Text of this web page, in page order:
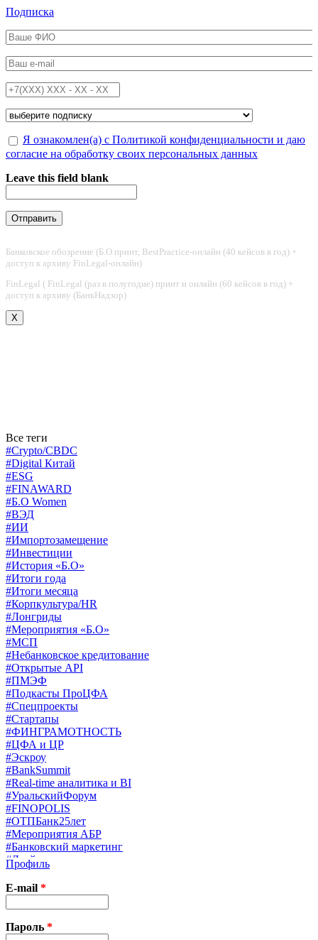
Перейти к основному содержанию
Подписка
ФИО*
Email*
Телефон*
Подписка на*
Обработка персональных данных*
Я ознакомлен(а) с Политикой конфиденциальности и даю
согласие на обработку своих персональных данных
Leave this field blank
Банковское обозрение (Б.О принт, BestPractice-онлайн (40 кейсов в год) +
доступ к архиву FinLegal-онлайн)
FinLegal ( FinLegal (раз в полугодие) принт и онлайн (60 кейсов в год) +
доступ к архиву (БанкНадзор)
X
Все теги
#Crypto/CBDC
#Digital Китай
#ESG
#FINAWARD
#Б.О Women
#ВЭД
#ИИ
#Импортозамещение
#Инвестиции
#История «Б.О»
#Итоги года
#Итоги месяца
#Корпкультура/HR
#Лонгриды
#Мероприятия «Б.О»
#МСП
#Небанковское кредитование
#Открытые API
#ПМЭФ
#Подкасты ПроЦФА
#Спецпроекты
#Стартапы
#ФИНГРАМОТНОСТЬ
#ЦФА и ЦР
#Эскроу
#BankSummit
#Real-time аналитика и BI
#УральскийФорум
#FINOPOLIS
#ОТПБанк25лет
#Мероприятия АБР
#Банковский маркетинг
#Драйверы страхования
#Финконгресс ЦБ
#PB&WM
#UX/CX
#Экосистемы
X
Профиль
E-mail *
Пароль *